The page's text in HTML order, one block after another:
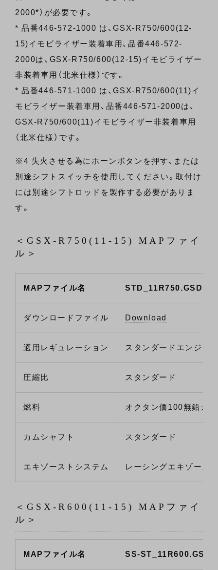
2000*）が必要です。
* 品番446-572-1000 は、GSX-R750/600(12-
15)イモビライザー装着車用、品番446-572-
2000は、GSX-R750/600(12-15)イモビライザー
非装着車用（北米仕様）です。
* 品番446-571-1000 は、GSX-R750/600(11)イ
モビライザー装着車用、品番446-571-2000は、
GSX-R750/600(11)イモビライザー非装着車用
（北米仕様）です。
※4 失火させる為にホーンボタンを押す、または
別途シフトスイッチを使用してください。取付け
には別途シフトロッドを製作する必要がありま
す。
＜GSX-R750(11-15) MAPファイ
ル＞
MAPファイル名 STD_11R750.GSD
ダウンロードファイル Download
適用レギュレーション スタンダードエンジン
圧縮比 スタンダード
燃料 オクタン価100無鉛ガ
カムシャフト スタンダード
エキゾーストシステム レーシングエキゾース
＜GSX-R600(11-15) MAPファイ
ル＞
MAPファイル名 SS-ST_11R600.GSD